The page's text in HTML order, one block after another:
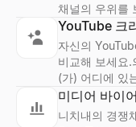
채널의 우위를
YouTube 크
자신의
비교해 보세요.
(가) 어디에 있
미디어 바이어
니치내의 경쟁